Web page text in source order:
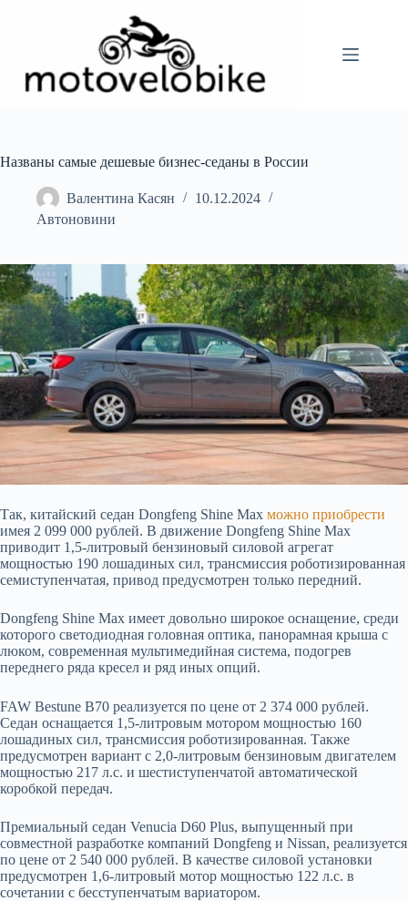
Названы самые дешевые бизнес-седаны в России
Валентина Касян
10.12.2024
Автоновини
Так, китайский седан Dongfeng Shine Max можно приобрести
имея 2 099 000 рублей. В движение Dongfeng Shine Max
приводит 1,5-литровый бензиновый силовой агрегат
мощностью 190 лошадиных сил, трансмиссия роботизированная
семиступенчатая, привод предусмотрен только передний.
Dongfeng Shine Max имеет довольно широкое оснащение, среди
которого светодиодная головная оптика, панорамная крыша с
люком, современная мультимедийная система, подогрев
переднего ряда кресел и ряд иных опций.
FAW Bestune B70 реализуется по цене от 2 374 000 рублей.
Седан оснащается 1,5-литровым мотором мощностью 160
лошадиных сил, трансмиссия роботизированная. Также
предусмотрен вариант с 2,0-литровым бензиновым двигателем
мощностью 217 л.с. и шестиступенчатой автоматической
коробкой передач.
Премиальный седан Venucia D60 Plus, выпущенный при
совместной разработке компаний Dongfeng и Nissan, реализуется
по цене от 2 540 000 рублей. В качестве силовой установки
предусмотрен 1,6-литровый мотор мощностью 122 л.с. в
сочетании с бесступенчатым вариатором.